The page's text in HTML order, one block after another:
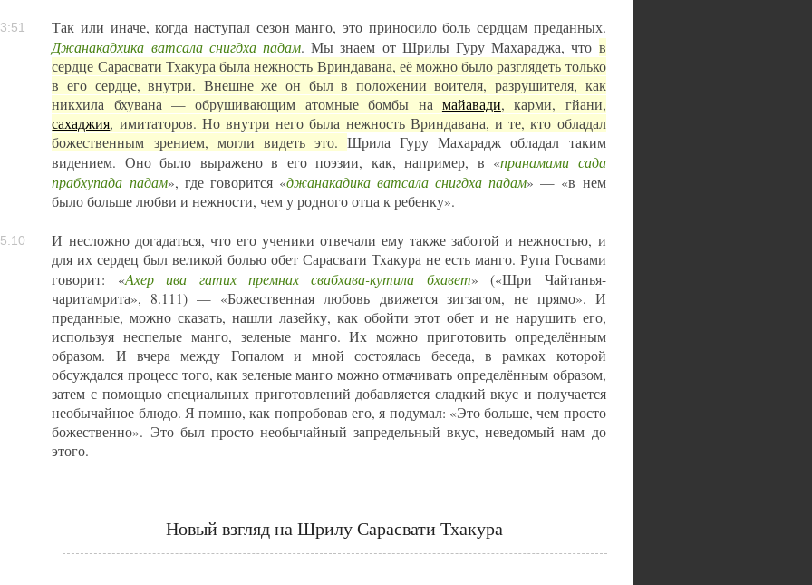
Так или иначе, когда наступал сезон манго, это приносило боль сердцам преданных.
Джанакадхика ватсала снигдха падам. Мы знаем от Шрилы Гуру Махараджа, что в
сердце Сарасвати Тхакура была нежность Вриндавана, её можно было разглядеть только
в его сердце, внутри. Внешне же он был в положении воителя, разрушителя, как
никхила бхувана — обрушивающим атомные бомбы на майавади, карми, гйани,
сахаджия, имитаторов. Но внутри него была нежность Вриндавана, и те, кто обладал
божественным зрением, могли видеть это.Шрила Гуру Махарадж обладал таким
видением. Оно было выражено в его поэзии, как, например, в «пранамами сада
прабхупада падам», где говорится «джанакадика ватсала снигдха падам» — «в нем
было больше любви и нежности, чем у родного отца к ребенку».
И несложно догадаться, что его ученики отвечали ему также заботой и нежностью, и
для их сердец был великой болью обет Сарасвати Тхакура не есть манго. Рупа Госвами
говорит: «Ахер ива гатих премнах свабхава-кутила бхавет» («Шри Чайтанья-
чаритамрита», 8.111) — «Божественная любовь движется зигзагом, не прямо». И
преданные, можно сказать, нашли лазейку, как обойти этот обет и не нарушить его,
используя неспелые манго, зеленые манго. Их можно приготовить определённым
образом. И вчера между Гопалом и мной состоялась беседа, в рамках которой
обсуждался процесс того, как зеленые манго можно отмачивать определённым образом,
затем с помощью специальных приготовлений добавляется сладкий вкус и получается
необычайное блюдо. Я помню, как попробовав его, я подумал: «Это больше, чем просто
божественно». Это был просто необычайный запредельный вкус, неведомый нам до
этого.
Новый взгляд на Шрилу Сарасвати Тхакура